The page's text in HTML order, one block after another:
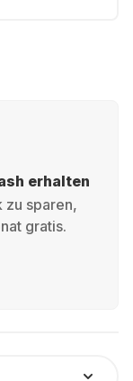
erhalten
zu sparen,
gratis.